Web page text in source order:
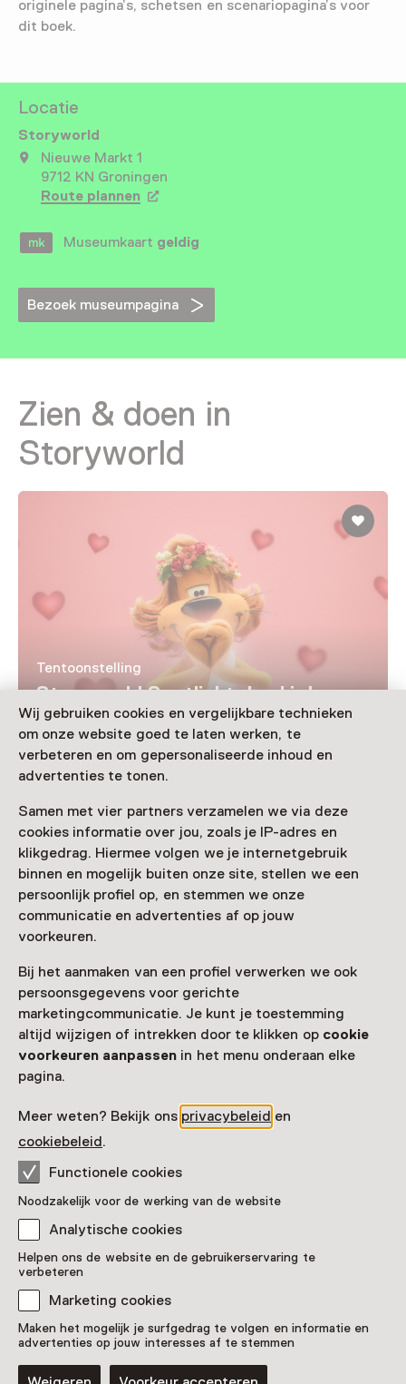
Wij gebruiken cookies en vergelijkbare technieken
om onze website goed te laten werken, te
verbeteren en om gepersonaliseerde inhoud en
advertenties te tonen.
Samen met vier partners verzamelen we via deze
cookies informatie over jou, zoals je IP-adres en
klikgedrag. Hiermee volgen we je internetgebruik
binnen en mogelijk buiten onze site, stellen we een
persoonlijk profiel op, en stemmen we onze
communicatie en advertenties af op jouw
voorkeuren.
Bij het aanmaken van een profiel verwerken we ook
persoonsgegevens voor gerichte
marketingcommunicatie. Je kunt je toestemming
altijd wijzigen of intrekken door te klikken op cookie
voorkeuren aanpassen in het menu onderaan elke
pagina.
Meer weten? Bekijk ons privacybeleid en
cookiebeleid.
Functionele cookies
Noodzakelijk voor de werking van de website
Analytische cookies
Helpen ons de website en de gebruikerservaring te
verbeteren
Marketing cookies
Maken het mogelijk je surfgedrag te volgen en informatie en
advertenties op jouw interesses af te stemmen
originele pagina’s, schetsen en scenariopagina’s voor
dit boek.
Locatie
Storyworld
Nieuwe Markt 1
9712 KN Groningen
Route plannen Opent in een nieuw tabblad
Museumkaart geldig
Bezoek museumpagina
Zien & doen in
Storyworld
Tentoonstelling
Storyworld Spotlight: Loeki de
Leeuw
T/m 9 januari 2027 van 10:00 tot 17:00
Nog meer ontdekken
Vastenavond- handschrift
Pronkstuk